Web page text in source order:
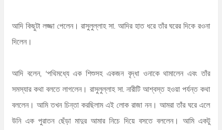
আদি কিছুটা লজ্জা পেলেন। রাসুলুল্লাহ সা. আদির হাত ধরে তাঁর ঘরের দিকে রওনা
দিলেন।
আদি বলেন, ‘পথিমধ্যে এক শিশুসহ একজন বৃদ্ধা ওনাকে থামালেন এবং তাঁর
সমস্যার কথা বলতে লাগলেন। রাসুলুল্লাহ সা. নারীটি আশ্বস্ত হওয়া পর্যন্ত কথা
বললেন। আমি তখন চিন্তা করছিলাম এই লোক রাজা নন। আমরা তাঁর ঘরে এলে
উনি এক পুরাতন ছেঁড়া মাদুর আমার নিচে দিয়ে বসতে বললেন। আমি একটু